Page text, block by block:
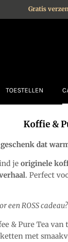
Gratis
TOESTELLEN
Koffie &
geschenk dat
je originele
. Perfect
een ROSS cadeau?
& Pure Tea
met